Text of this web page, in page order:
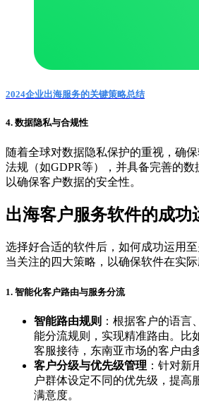
2024企业出海服务的关键策略总结
4. 数据隐私与合规性
随着全球对数据隐私保护的重视，确
法规（如GDPR等），并具备完善的数
以确保客户数据的安全性。
出海客户服务软件的成功
选择好合适的软件后，如何成功运用
当关注的四大策略，以确保软件在实际
1. 智能化客户路由与服务分流
智能路由规则 ：根据客户的语言
能分流规则，实现精准路由。比
客服接待，东南亚市场的客户由
客户分级与优先级管理 ：针对新
户群体设定不同的优先级，提高
满意度。